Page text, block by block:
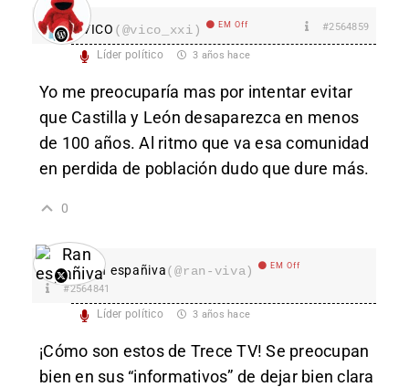
VICO (@vico_xxi) EM Off #2564859
Líder político 3 años hace
Yo me preocuparía mas por intentar evitar
que Castilla y León desaparezca en menos
de 100 años. Al ritmo que va esa comunidad
en perdida de población dudo que dure más.
0
Ran españiva(@ran-viva) EM Off
#2564841
Líder político 3 años hace
¡Cómo son estos de Trece TV! Se preocupan
bien en sus “informativos” de dejar bien clara